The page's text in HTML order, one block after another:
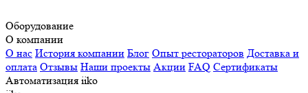
Оборудование
О компании
О нас История компании Блог Опыт рестораторов Доставка и
оплата Отзывы Наши проекты Акции FAQ Сертификаты
Автоматизация iiko